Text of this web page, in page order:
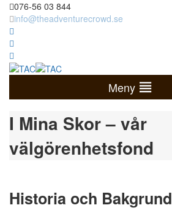
076-56 03 844
info@theadventurecrowd.se
Meny
I Mina Skor – vår
välgörenhetsfond
Historia och Bakgrund